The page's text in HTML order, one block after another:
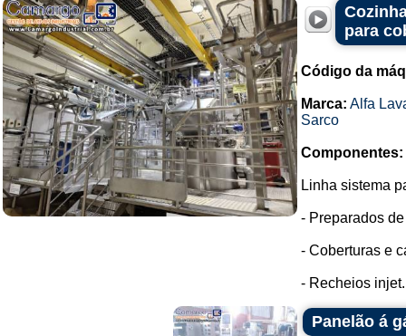
para
Código da
Marca: Alfa
Sarco
Componentes:
Linha sistema
- Preparados
- Coberturas e
- Recheios
Panelão á